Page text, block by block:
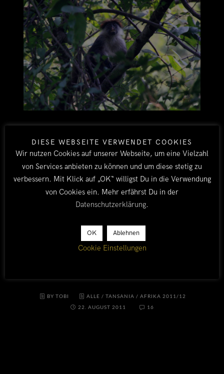
Mang’ula ist ein kleines Dorf im Regenwald, das
rund 60 km vom Tan Zam Highway liegt. Die rund
60 km Buckelpiste von Mikumi aus sind die erste
Bewährungsprobe für den Landy –
Höchstgeschwindigkeit 30 km/h! Wir sind sehr
innerhalb von nur wenigen Kilometern von
Trockensavanne in Regenwald verwandeln kann.
Mang’ula ist für uns Ausgangspunkt in den
BY TOBI ALLE /TANSANIA /AFRIKA 2011/12
22. AUGUST 2011
16
DIESE WEBSEITE VERWENDET COOKIES
Wir nutzen Cookies auf unserer Webseite, um eine Vielzahl
von Services anbieten zu können und um diese stetig zu
verbessern. Mit Klick auf „OK“ willigst Du in die Verwendung
von Cookies ein. Mehr erfährst Du in der
Datenschutzerklärung.
OK Ablehnen
Cookie Einstellungen